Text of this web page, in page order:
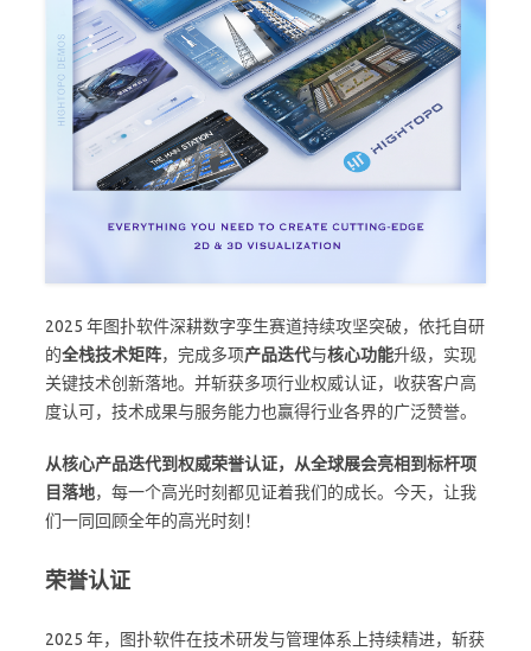
2025 年图扑软件深耕数字孪生赛道持续攻坚突破，依托自研
的全栈技术矩阵，完成多项产品迭代与核心功能升级，实现
关键技术创新落地。并斩获多项行业权威认证，收获客户高
度认可，技术成果与服务能力也赢得行业各界的广泛赞誉。
从核心产品迭代到权威荣誉认证，从全球展会亮相到标杆项
目落地，每一个高光时刻都见证着我们的成长。今天，让我
们一同回顾全年的高光时刻！
荣誉认证
2025 年，图扑软件在技术研发与管理体系上持续精进，斩获